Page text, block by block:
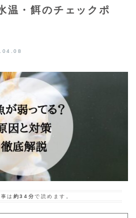
温・餌のチェックポ
は 約34分で読めます。